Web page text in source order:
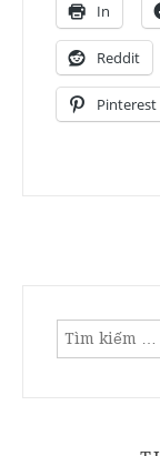
In
Reddit
Pinterest
Tìm